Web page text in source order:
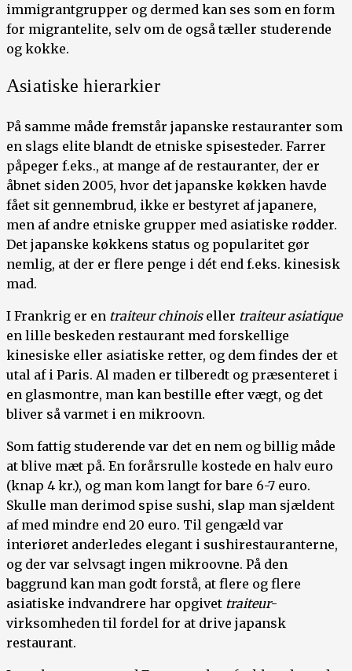
immigrantgrupper og dermed kan ses som en form
for migrantelite, selv om de også tæller studerende
og kokke.
Asiatiske hierarkier
På samme måde fremstår japanske restauranter som
en slags elite blandt de etniske spisesteder. Farrer
påpeger f.eks., at mange af de restauranter, der er
åbnet siden 2005, hvor det japanske køkken havde
fået sit gennembrud, ikke er bestyret af japanere,
men af andre etniske grupper med asiatiske rødder.
Det japanske køkkens status og popularitet gør
nemlig, at der er flere penge i dét end f.eks. kinesisk
mad.
I Frankrig er en traiteur chinoiseller traiteur asiatique
en lille beskeden restaurant med forskellige
kinesiske eller asiatiske retter, og dem findes der et
utal af i Paris. Al maden er tilberedt og præsenteret i
en glasmontre, man kan bestille efter vægt, og det
bliver så varmet i en mikroovn.
Som fattig studerende var det en nem og billig måde
at blive mæt på. En forårsrulle kostede en halv euro
(knap 4 kr.), og man kom langt for bare 6-7 euro.
Skulle man derimod spise sushi, slap man sjældent
af med mindre end 20 euro. Til gengæld var
interiøret anderledes elegant i sushirestauranterne,
og der var selvsagt ingen mikroovne. På den
baggrund kan man godt forstå, at flere og flere
asiatiske indvandrere har opgivet traiteur-
virksomheden til fordel for at drive japansk
restaurant.